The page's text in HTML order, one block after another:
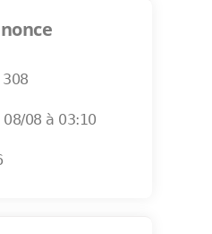
08 à 03:10